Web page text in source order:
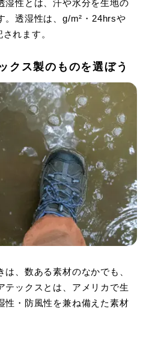
湿性とは、汗や水分を生地の
。透湿性は、g/m²・24hrsや
れます。
クス製のものを選ぼう
、数ある素材のなかでも、
テックスとは、アメリカで生
性・防風性を兼ね備えた素材